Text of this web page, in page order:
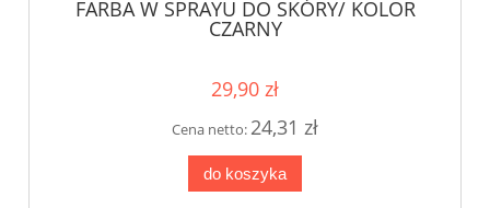
FARBA W SPRAYU DO SKÓRY/ KOLOR
CZARNY
29,90 zł
Cena netto: 24,31 zł
do koszyka